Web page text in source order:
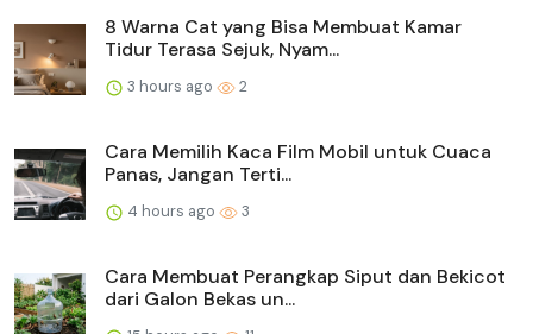
8 Warna Cat yang Bisa Membuat Kamar
Tidur Terasa Sejuk, Nyam...
3 hours ago 2
Cara Memilih Kaca Film Mobil untuk Cuaca
Panas, Jangan Terti...
4 hours ago 3
Cara Membuat Perangkap Siput dan Bekicot
dari Galon Bekas un...